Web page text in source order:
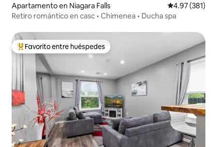
Apartamento en Niagara Falls Calificación
4.97 (381)
Retiro romántico en casc • Chimenea • Ducha spa
Favorito entre huéspedes preferido
Favorito entre huéspedes